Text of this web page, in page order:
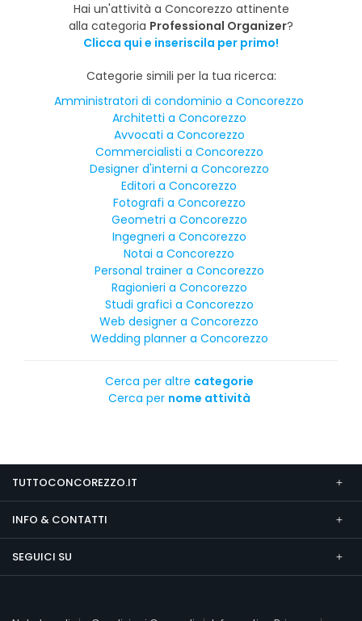
Hai un'attività a Concorezzo attinente
alla categoria Professional Organizer?
Clicca qui e inseriscila per primo!
Categorie simili per la tua ricerca:
Amministratori di condominio a Concorezzo
Architetti a Concorezzo
Avvocati a Concorezzo
Commercialisti a Concorezzo
Designer d'interni a Concorezzo
Editori a Concorezzo
Fotografi a Concorezzo
Geometri a Concorezzo
Ingegneri a Concorezzo
Notai a Concorezzo
Personal trainer a Concorezzo
Ragionieri a Concorezzo
Studi grafici a Concorezzo
Web designer a Concorezzo
Wedding planner a Concorezzo
Cerca per altre categorie
Cerca per nome attività
TUTTOCONCOREZZO.IT
INFO & CONTATTI
SEGUICI SU